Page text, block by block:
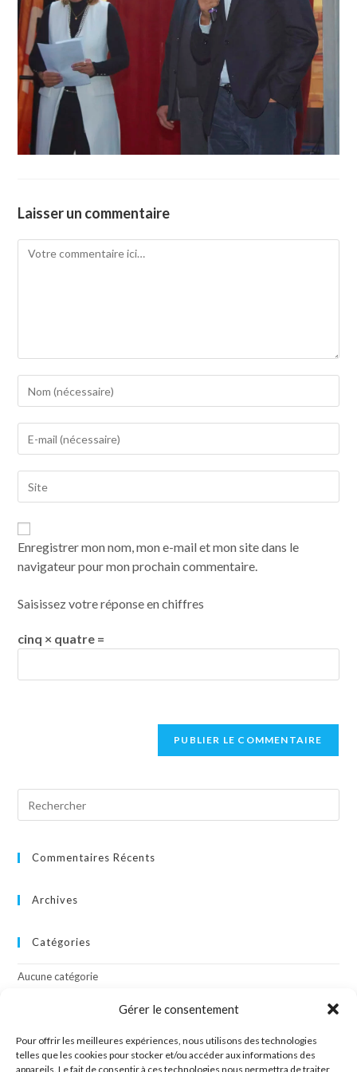
Gérer le consentement
Pour offrir les meilleures expériences, nous utilisons des technologies
telles que les cookies pour stocker et/ou accéder aux informations des
appareils. Le fait de consentir à ces technologies nous permettra de traiter
Laisser un commentaire
Enregistrer mon nom, mon e-mail et mon site dans le
navigateur pour mon prochain commentaire.
Saisissez votre réponse en chiffres
cinq × quatre =
Commentaires Récents
Archives
Catégories
Aucune catégorie
Connexion